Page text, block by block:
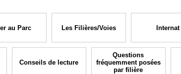
au Parc Les Filières/Voies Internat
Conseils de lecture
Questions
fréquemment posées
par filière